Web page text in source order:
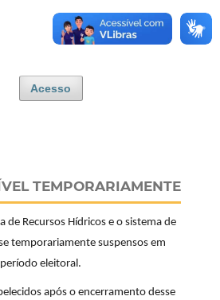
Acesso
TEMPORARIAMENTE
de Recursos Hídricos e o sistema de
temporariamente suspensos em
eleitoral.
após o encerramento desse